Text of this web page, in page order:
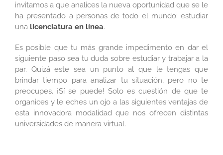
invitamos a que analices la nueva oportunidad que se le
ha presentado a personas de todo el mundo: estudiar
una licenciatura en línea.
Es posible que tu más grande impedimento en dar el
siguiente paso sea tu duda sobre estudiar y trabajar a la
par. Quizá este sea un punto al que le tengas que
brindar tiempo para analizar tu situación, pero no te
preocupes. ¡Sí se puede! Solo es cuestión de que te
organices y le eches un ojo a las siguientes ventajas de
esta innovadora modalidad que nos ofrecen distintas
universidades de manera virtual.